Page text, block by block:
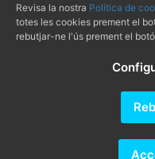
Revisa la nostra Política de
totes les cookies prement el
rebutjar-ne l'ús prement el